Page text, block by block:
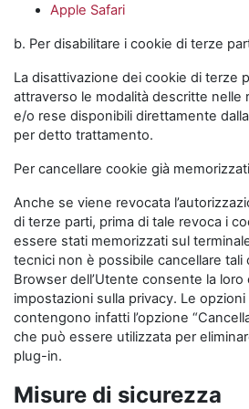
Apple Safari
b. Per disabilitare i cookie di terze
La disattivazione dei cookie di terze
attraverso le modalità descritte nelle
e/o rese disponibili direttamente
per detto trattamento.
Per cancellare cookie già
Anche se viene revocata
di terze parti, prima di tale revoca i
essere stati memorizzati sul
tecnici non è possibile cancellare tali
Browser dell’Utente consente la loro
impostazioni sulla privacy. Le
contengono infatti l’opzione
che può essere utilizzata per
plug-in.
Misure di sicurezza